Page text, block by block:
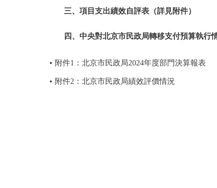
三、項目支出績效自評表（詳見附件）
四、中央對北京市民政局轉移支付預算執行
附件1：北京市民政局2024年度部門決算報表
附件2：北京市民政局績效評價情況